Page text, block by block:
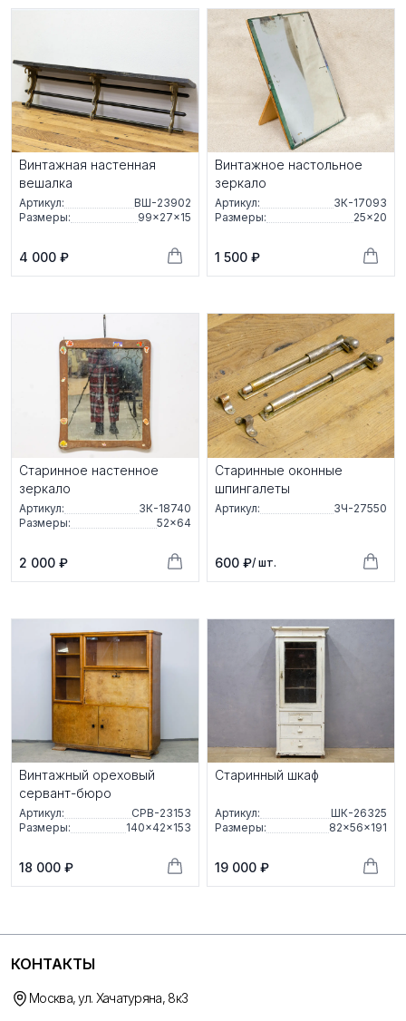
Винтажная настенная
вешалка
Артикул:
ВШ-23902
Размеры:
99×27×15
4 000 ₽
Винтажное настольное
зеркало
Артикул:
ЗК-17093
Размеры:
25×20
1 500 ₽
Старинное настенное
зеркало
Артикул:
ЗК-18740
Размеры:
52×64
2 000 ₽
Старинные оконные
шпингалеты
Артикул: ЗЧ-27550
600 ₽/ шт.
Винтажный ореховый
сервант-бюро
Артикул:
СРВ-23153
Размеры:
140×42×153
18 000 ₽
Старинный шкаф
Артикул:
ШК-26325
Размеры:
82×56×191
19 000 ₽
КОНТАКТЫ
Москва, ул. Хачатуряна, 8к3